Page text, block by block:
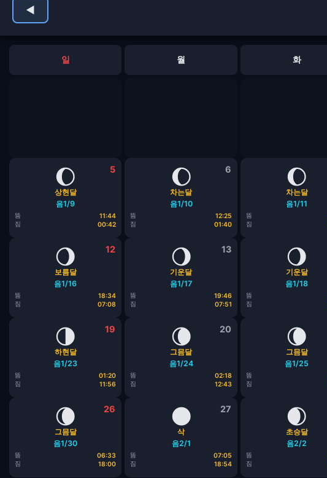
◀
일 월 화
5
🌔
상현달
음1/9
뜸
11:44
짐
00:42
6
🌔
차는달
음1/10
뜸
12:25
짐
01:40
🌔
차는달
음1/11
뜸
짐
12
🌖
보름달
음1/16
뜸
18:34
짐
07:08
13
🌖
기운달
음1/17
뜸
19:46
짐
07:51
🌖
기운달
음1/18
뜸
짐
19
🌗
하현달
음1/23
뜸
01:20
짐
11:56
20
🌘
그믐달
음1/24
뜸
02:18
짐
12:43
🌘
그믐달
음1/25
뜸
짐
26
🌘
그믐달
음1/30
뜸
06:33
짐
18:00
27
🌑
삭
음2/1
뜸
07:05
짐
18:54
🌒
초승달
음2/2
뜸
짐